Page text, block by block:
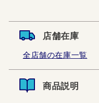
店舗在庫
全店舗の在庫一覧
商品説明